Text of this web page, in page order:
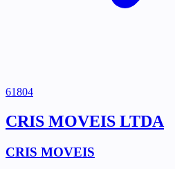
61804
CRIS MOVEIS LTDA
CRIS MOVEIS